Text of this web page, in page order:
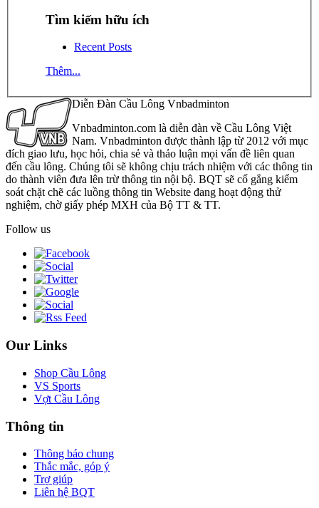
Tìm kiếm hữu ích
Recent Posts
Thêm...
Diễn Đàn Cầu Lông Vnbadminton
Vnbadminton.com là diễn đàn về Cầu Lông Việt
Nam. Vnbadminton được thành lập từ 2012 với mục
đích giao lưu, học hỏi, chia sẻ và thảo luận mọi vấn đề liên quan
đến cầu lông. Chúng tôi sẽ không chịu trách nhiệm với các thông tin
do thành viên đưa lên trừ thông tin nội bộ. BQT sẽ cố gắng kiểm
soát chặt chẽ các luồng thông tin Website đang hoạt động thử
nghiệm, chờ giấy phép MXH của Bộ TT & TT.
Follow us
Our Links
Shop Cầu Lông
VS Sports
Vợt Cầu Lông
Thông tin
Thông báo chung
Thắc mắc, góp ý
Trợ giúp
Liên hệ BQT